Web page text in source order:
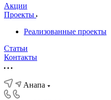
Акции
Проекты
Реализованные проекты
Статьи
Контакты
Анапа